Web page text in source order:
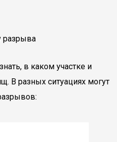
разрыва
в каком участке и
В разных ситуациях могут